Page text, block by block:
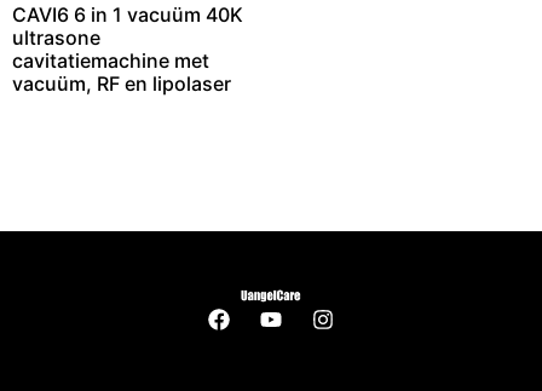
CAVI6 6 in 1 vacuüm 40K
ultrasone
cavitatiemachine met
vacuüm, RF en lipolaser